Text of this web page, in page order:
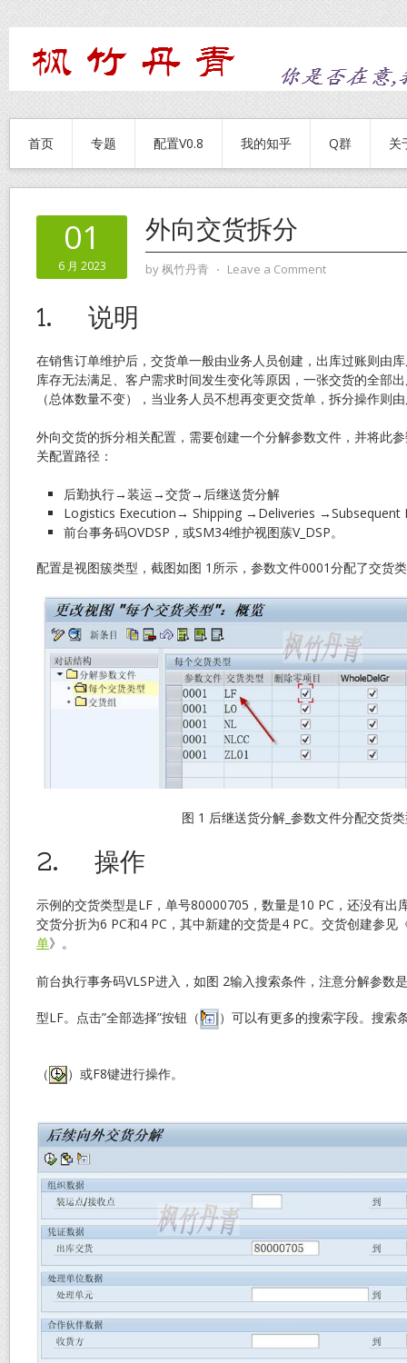
首页 专题 配置V0.8 我的知乎 Q群 关
01
6 月 2023
外向交货拆分
by枫竹丹青 ⋅ Leave a Comment
1. 说明
在销售订单维护后，交货单一般由业务人员创建，出库过账则由
库存无法满足、客户需求时间发生变化等原因，一张交货的全部
（总体数量不变），当业务人员不想再变更交货单，拆分操作则
外向交货的拆分相关配置，需要创建一个分解参数文件，并将此
关配置路径：
后勤执行→装运→交货→后继送货分解
Logistics Execution→ Shipping →Deliveries →Subsequent
前台事务码OVDSP，或SM34维护视图蔟V_DSP。
配置是视图簇类型，截图如图 1所示，参数文件0001分配了交货
图 1 后继送货分解_参数文件分配交货
2. 操作
示例的交货类型是LF，单号80000705，数量是10 PC，还没有出
交货分折为6 PC和4 PC，其中新建的交货是4 PC。交货创建参见
单》。
前台执行事务码VLSP进入，如图 2输入搜索条件，注意分解参数
型LF。点击”全部选择”按钮（ ）可以有更多的搜索字段。搜索
（ ）或F8键进行操作。